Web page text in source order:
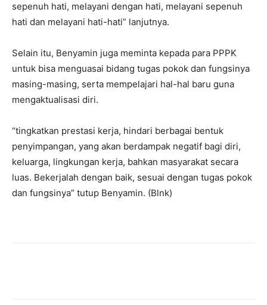
sepenuh hati, melayani dengan hati, melayani sepenuh
hati dan melayani hati-hati” lanjutnya.
Selain itu, Benyamin juga meminta kepada para PPPK
untuk bisa menguasai bidang tugas pokok dan fungsinya
masing-masing, serta mempelajari hal-hal baru guna
mengaktualisasi diri.
“tingkatkan prestasi kerja, hindari berbagai bentuk
penyimpangan, yang akan berdampak negatif bagi diri,
keluarga, lingkungan kerja, bahkan masyarakat secara
luas. Bekerjalah dengan baik, sesuai dengan tugas pokok
dan fungsinya” tutup Benyamin. (Blnk)